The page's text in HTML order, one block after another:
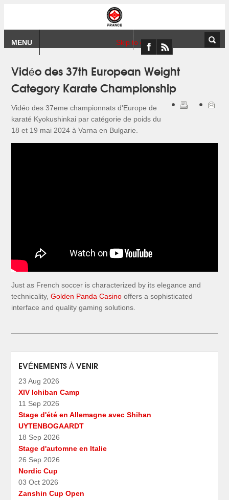
MENU Skip to content
Vidéo des 37th European Weight
Category Karate Championship
Vidéo des 37eme championnats d'Europe de
karaté Kyokushinkai par catégorie de poids du
18 et 19 mai 2024 à Varna en Bulgarie.
Just as French soccer is characterized by its elegance and
technicality, Golden Panda Casino offers a sophisticated
interface and quality gaming solutions.
EVÉNEMENTS À VENIR
23 Aug 2026
XIV Ichiban Camp
11 Sep 2026
Stage d'été en Allemagne avec Shihan
UYTENBOGAARDT
18 Sep 2026
Stage d'automne en Italie
26 Sep 2026
Nordic Cup
03 Oct 2026
Zanshin Cup Open